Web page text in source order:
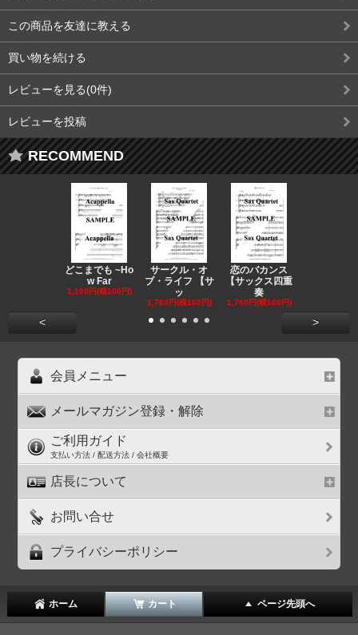
この商品を友達に教える
買い物を続ける
レビューを見る(0件)
レビューを投稿
RECOMMEND
どこまでも ~Ho
w Far
1,100円(税100円)
サークル・オ
ブ・ライフ 【サ
ッ
1,760円(税160円)
恋のバカンス
【サックス四重
奏
1,760円(税160円)
< >
会員メニュー
メールマガジン登録・解除
ご利用ガイド
支払い方法 / 配送方法 / 会社概要
店長について
お問い合せ
プライバシーポリシー
ホーム カート ページ先頭へ